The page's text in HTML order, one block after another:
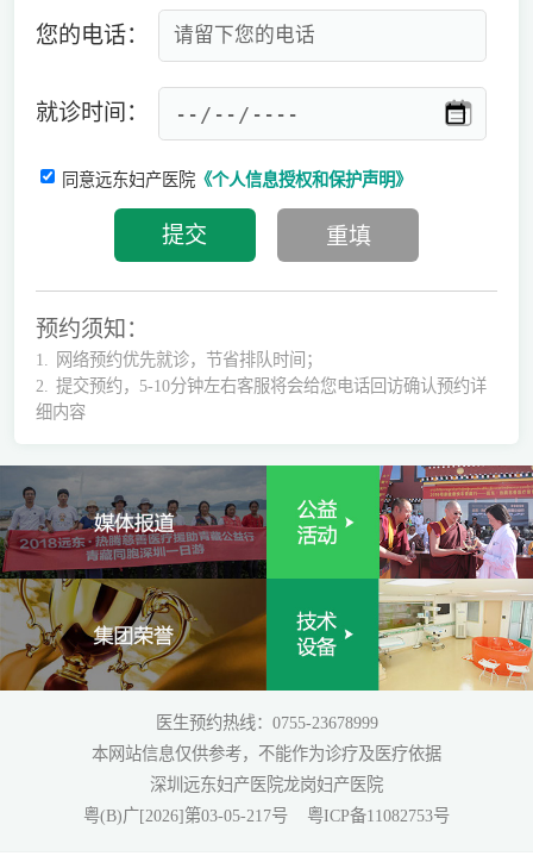
您的电话：
就诊时间：
同意远东妇产医院《个人信息授权和保护声明》
预约须知：
1.
网络预约优先就诊，节省排队时间；
2.
提交预约，5-10分钟左右客服将会给您电话回访确认预约详
细内容
医生预约热线：0755-23678999
本网站信息仅供参考，不能作为诊疗及医疗依据
深圳远东妇产医院龙岗妇产医院
粤(B)广[2026]第03-05-217号
粤ICP备11082753号